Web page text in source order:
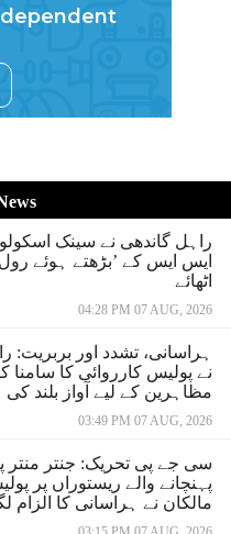
راہل گاندھی نے سینک
ایس ایس کے ’بڑھتے ہوئے
اٹھائے
04:28 PM 07 AUG, 2026
ہراسانی، تشدد اور بربریت:
نے پولیس کارروائی کا سامنا
مظاہرین کے لیے آواز بلند کی
03:49 PM 07 AUG, 2026
سی جے پی تحریک: جنتر منتر
پہنچانے والے ریستوراں پر
مالکان نے ہراسانی کا الزام